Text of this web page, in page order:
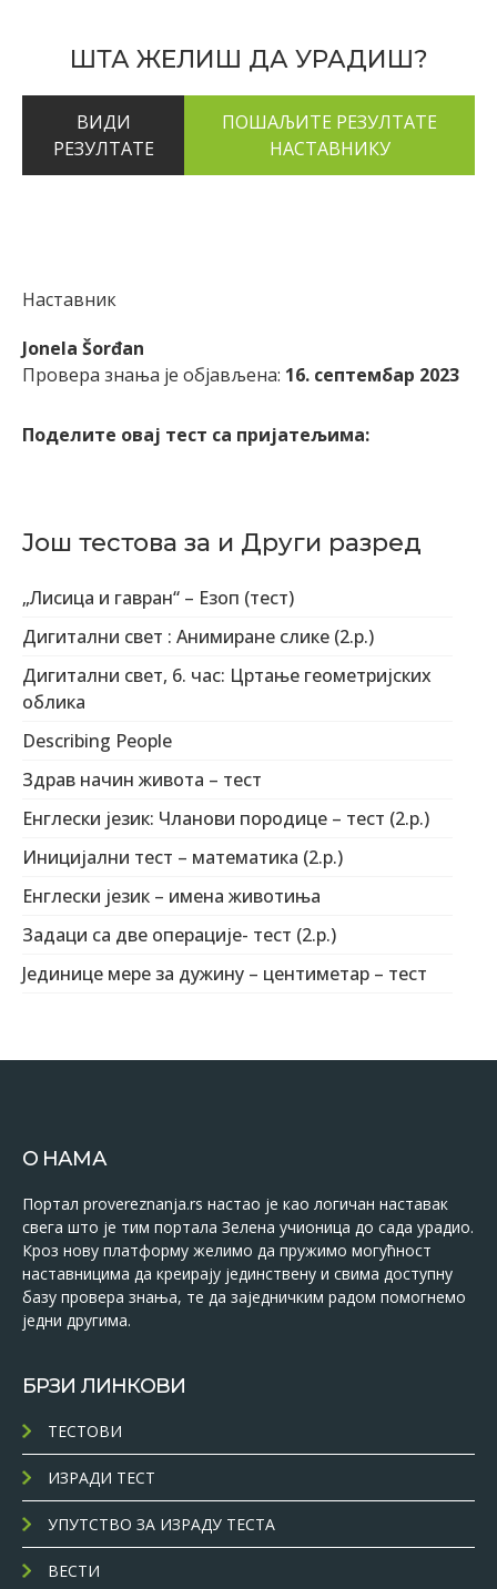
ШТА ЖЕЛИШ ДА УРАДИШ?
ВИДИ
РЕЗУЛТАТЕ
Наставник
Jonela Šorđan
Провера знања је објављена: 16. септембар 2023
Поделите овај тест са пријатељима:
Још тестова за и Други разред
„Лисица и гавран“ – Езоп (тест)
Дигитални свет : Анимиране слике (2.р.)
Дигитални свет, 6. час: Цртање геометријских
облика
Describing People
Здрав начин живота – тест
Енглески језик: Чланови породице – тест (2.р.)
Иницијални тест – математика (2.р.)
Енглески језик – имена животиња
Задаци са две операције- тест (2.р.)
Јединице мере за дужину – центиметар – тест
О НАМА
Портал provereznanja.rs настао је као логичан наставак
свега што је тим портала Зелена учионица до сада урадио.
Кроз нову платформу желимо да пружимо могућност
наставницима да креирају јединствену и свима доступну
базу провера знања, те да заједничким радом помогнемо
једни другима.
БРЗИ ЛИНКОВИ
ТЕСТОВИ
ИЗРАДИ ТЕСТ
УПУТСТВО ЗА ИЗРАДУ ТЕСТА
ВЕСТИ